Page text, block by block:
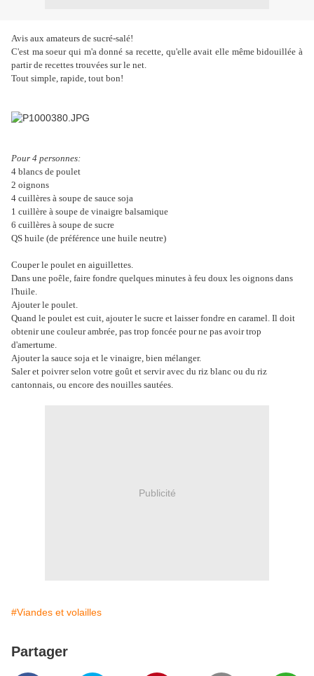
Avis aux amateurs de sucré-salé!
C'est ma soeur qui m'a donné sa recette, qu'elle avait elle même bidouillée à
partir de recettes trouvées sur le net.
Tout simple, rapide, tout bon!
Pour 4 personnes:
4 blancs de poulet
2 oignons
4 cuillères à soupe de sauce soja
1 cuillère à soupe de vinaigre balsamique
6 cuillères à soupe de sucre
QS huile (de préférence une huile neutre)
Couper le poulet en aiguillettes.
Dans une poêle, faire fondre quelques minutes à feu doux les oignons dans
l'huile.
Ajouter le poulet.
Quand le poulet est cuit, ajouter le sucre et laisser fondre en caramel. Il doit
obtenir une couleur ambrée, pas trop foncée pour ne pas avoir trop
d'amertume.
Ajouter la sauce soja et le vinaigre, bien mélanger.
Saler et poivrer selon votre goût et servir avec du riz blanc ou du riz
cantonnais, ou encore des nouilles sautées.
Publicité
#Viandes et volailles
Partager